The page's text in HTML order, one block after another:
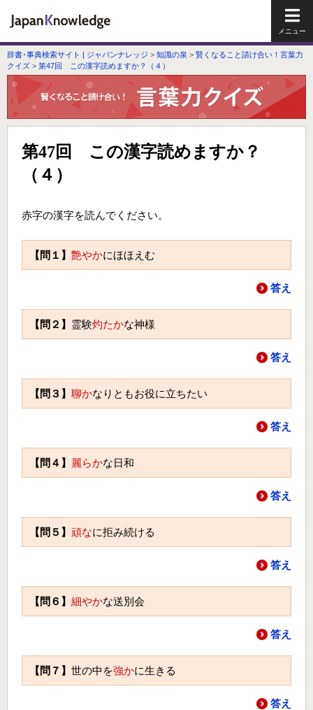
辞書･事典検索サイト | ジャパンナレッジ > 知識の泉 > 賢くなること請け合い！言葉力
クイズ > 第47回 この漢字読めますか？（４）
第47回 この漢字読めますか？
（４）
赤字の漢字を読んでください。
【問１】 艶やかにほほえむ
答え
【問２】 霊験灼たかな神様
答え
【問３】 聊かなりともお役に立ちたい
答え
【問４】 麗らかな日和
答え
【問５】 頑なに拒み続ける
答え
【問６】 細やかな送別会
答え
【問７】 世の中を強かに生きる
答え